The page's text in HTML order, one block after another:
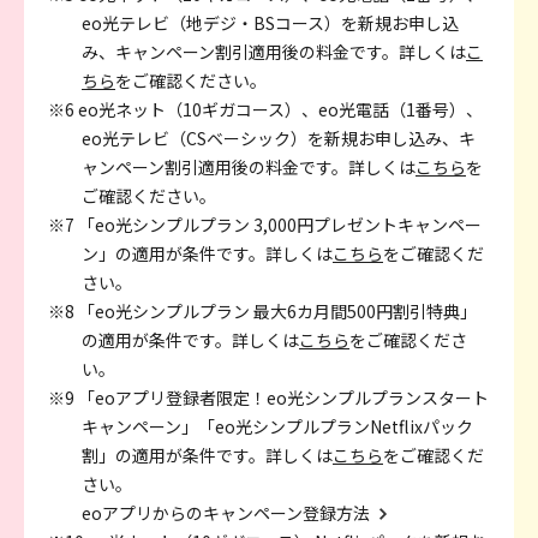
eo光テレビ（地デジ・BSコース）を新規お申し込
み、キャンペーン割引適用後の料金です。詳しくはこ
ちらをご確認ください。
※6 eo光ネット（10ギガコース）、eo光電話（1番号）、
eo光テレビ（CSベーシック）を新規お申し込み、キ
ャンペーン割引適用後の料金です。詳しくはこちらを
ご確認ください。
※7 「eo光シンプルプラン 3,000円プレゼントキャンペー
ン」の適用が条件です。詳しくはこちらをご確認くだ
さい。
※8 「eo光シンプルプラン 最大6カ月間500円割引特典」
の適用が条件です。詳しくはこちらをご確認くださ
い。
※9 「eoアプリ登録者限定！eo光シンプルプランスタート
キャンペーン」「eo光シンプルプランNetflixパック
割」の適用が条件です。詳しくはこちらをご確認くだ
さい。
eoアプリからのキャンペーン登録方法